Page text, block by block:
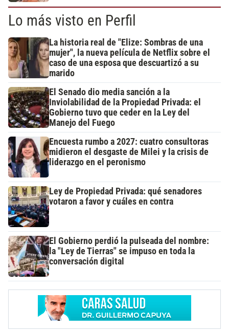
Lo más visto en Perfil
La historia real de "Elize: Sombras de una
mujer", la nueva película de Netflix sobre el
caso de una esposa que descuartizó a su
marido
El Senado dio media sanción a la
Inviolabilidad de la Propiedad Privada: el
Gobierno tuvo que ceder en la Ley del
Manejo del Fuego
Encuesta rumbo a 2027: cuatro consultoras
midieron el desgaste de Milei y la crisis de
liderazgo en el peronismo
Ley de Propiedad Privada: qué senadores
votaron a favor y cuáles en contra
El Gobierno perdió la pulseada del nombre:
la "Ley de Tierras" se impuso en toda la
conversación digital